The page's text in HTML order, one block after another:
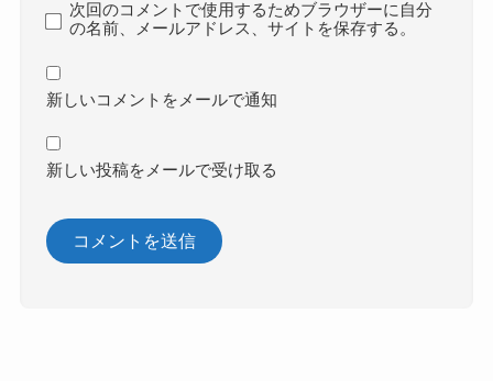
次回のコメントで使用するためブラウザーに自分
の名前、メールアドレス、サイトを保存する。
新しいコメントをメールで通知
新しい投稿をメールで受け取る